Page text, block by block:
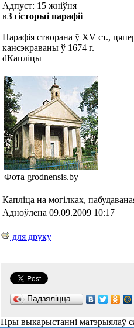
Адпуст: 15 жніўня
вЗ гісторыі парафіі
Парафія створана ў XV ст.,
кансэкраваны ў 1674 г.
dКапліцы
Фота grodnensis.by
Капліца на могілках,
Адноўлена 09.09.2009 10:17
для друку
Падзяліцца…
Пры выкарыстанні матэрыялаў